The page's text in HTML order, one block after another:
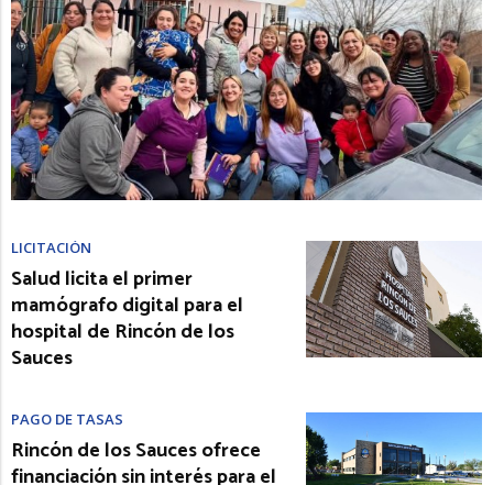
LICITACIÓN
Salud licita el primer
mamógrafo digital para el
hospital de Rincón de los
Sauces
PAGO DE TASAS
Rincón de los Sauces ofrece
financiación sin interés para el